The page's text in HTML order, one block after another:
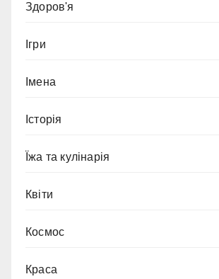
Здоров'я
Ігри
Імена
Історія
Їжа та кулінарія
Квіти
Космос
Краса